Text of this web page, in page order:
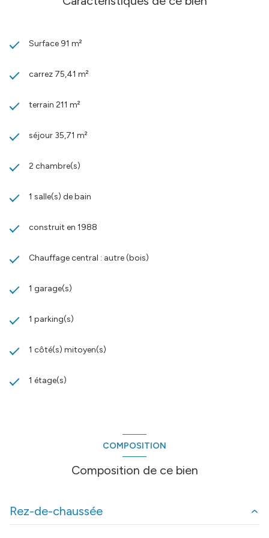
CIF ARDECHE - Bruno CHAMPETIER - 06 70 16 21 00 -
Les informations sur les risques auxquels ce bien est exposé sont
Surface 91 m²
carrez 75,41 m²
terrain 211 m²
séjour 35,71 m²
2 chambre(s)
1 salle(s) de bain
construit en 1988
Chauffage central : autre (bois)
1 garage(s)
1 parking(s)
1 côté(s) mitoyen(s)
1 étage(s)
COMPOSITION
Composition de ce bien
Rez-de-chaussée